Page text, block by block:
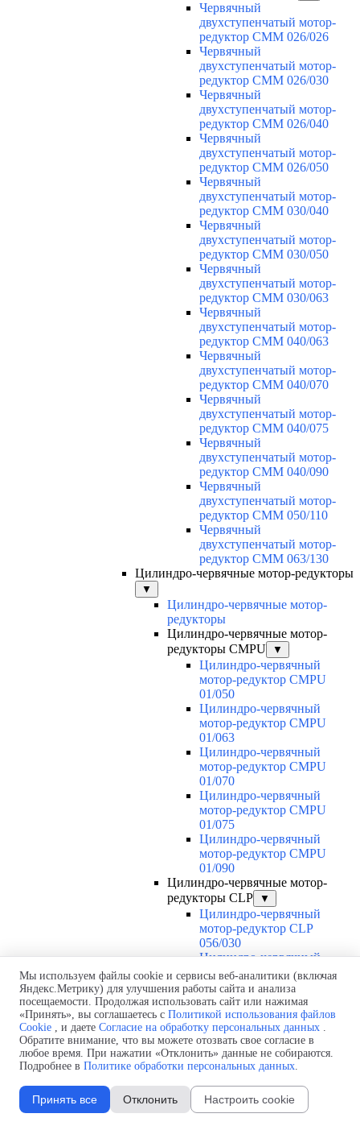
Червячный
двухступенчатый мотор-
редуктор CMM 026/026
Червячный
двухступенчатый мотор-
редуктор CMM 026/030
Червячный
двухступенчатый мотор-
редуктор CMM 026/040
Червячный
двухступенчатый мотор-
редуктор CMM 026/050
Червячный
двухступенчатый мотор-
редуктор CMM 030/040
Червячный
двухступенчатый мотор-
редуктор CMM 030/050
Червячный
двухступенчатый мотор-
редуктор CMM 030/063
Червячный
двухступенчатый мотор-
редуктор CMM 040/063
Червячный
двухступенчатый мотор-
редуктор CMM 040/070
Червячный
двухступенчатый мотор-
редуктор CMM 040/075
Червячный
двухступенчатый мотор-
редуктор CMM 040/090
Червячный
двухступенчатый мотор-
редуктор CMM 050/110
Червячный
двухступенчатый мотор-
редуктор CMM 063/130
Цилиндро-червячные мотор-редукторы
▼
Цилиндро-червячные мотор-
редукторы
Цилиндро-червячные мотор-
редукторы CMPU
▼
Цилиндро-червячный
мотор-редуктор CMPU
01/050
Цилиндро-червячный
мотор-редуктор CMPU
01/063
Цилиндро-червячный
мотор-редуктор CMPU
01/070
Цилиндро-червячный
мотор-редуктор CMPU
01/075
Цилиндро-червячный
мотор-редуктор CMPU
01/090
Цилиндро-червячные мотор-
редукторы CLP
▼
Цилиндро-червячный
мотор-редуктор CLP
056/030
Цилиндро-червячный
мотор-редуктор CLP
056/040
Цилиндро-червячный
мотор-редуктор CLP
063/040
Цилиндро-червячный
мотор-редуктор CLP
063/050
Цилиндро-червячный
мотор-редуктор CLP
071/050
Мы используем файлы cookie и сервисы веб-аналитики (включая
Яндекс.Метрику) для улучшения работы сайта и анализа
посещаемости. Продолжая использовать сайт или нажимая
«Принять», вы соглашаетесь с Политикой использования файлов
Cookie , и даете Согласие на обработку персональных данных .
Обратите внимание, что вы можете отозвать свое согласие в
любое время. При нажатии «Отклонить» данные не собираются.
Подробнее в Политике обработки персональных данных.
Принять все Отклонить Настроить cookie